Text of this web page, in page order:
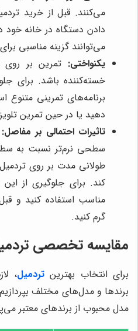
می‌کنند. قبل از خرید
دادن دستگاه در خانه خود
می‌توانند گزینه مناسبی
یکنواختی: تمرین بر روی
خسته‌کننده باشد. برای
برنامه‌های تمرینی متنوع
دهید یا در حین تمرین
تاثیرات احتمالی بر مفاصل:
سطحی نرم‌تر نسبت به
طولانی مدت بر روی
کند. برای جلوگیری از
مناسب استفاده کنید و
گرم کنید.
مقایسه تخصصی
برای انتخاب بهترینتردمیل،
برندها و مدل‌های مختلف
مدل محبوب از برندهای معتبر